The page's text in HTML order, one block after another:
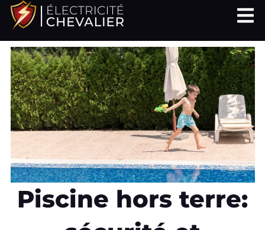
Aller
au
contenu
Piscine hors terre: